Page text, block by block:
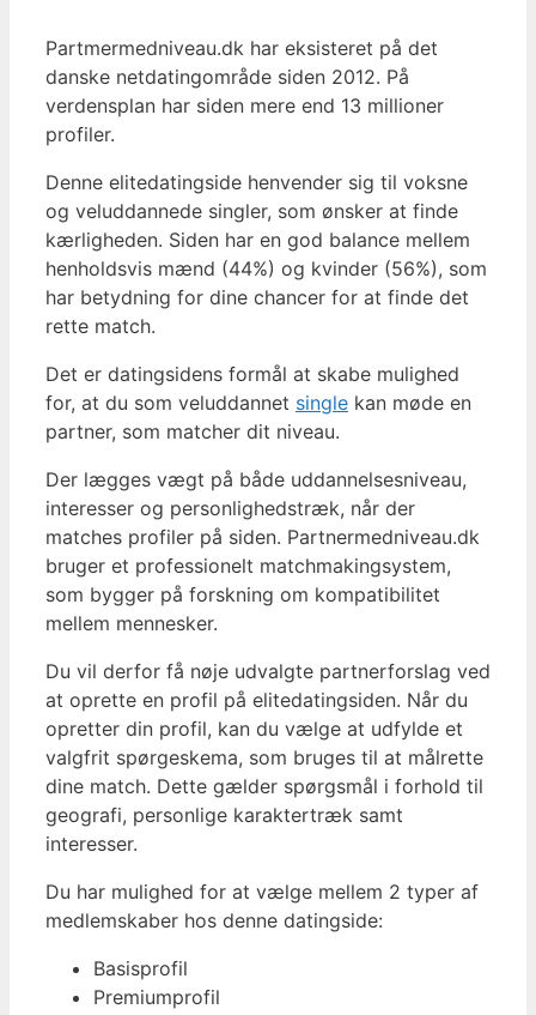
Partmermedniveau.dk har eksisteret på det
danske netdatingområde siden 2012. På
verdensplan har siden mere end 13 millioner
profiler.
Denne elitedatingside henvender sig til voksne
og veluddannede singler, som ønsker at finde
kærligheden. Siden har en god balance mellem
henholdsvis mænd (44%) og kvinder (56%), som
har betydning for dine chancer for at finde det
rette match.
Det er datingsidens formål at skabe mulighed
for, at du som veluddannet single kan møde en
partner, som matcher dit niveau.
Der lægges vægt på både uddannelsesniveau,
interesser og personlighedstræk, når der
matches profiler på siden. Partnermedniveau.dk
bruger et professionelt matchmakingsystem,
som bygger på forskning om kompatibilitet
mellem mennesker.
Du vil derfor få nøje udvalgte partnerforslag ved
at oprette en profil på elitedatingsiden. Når du
opretter din profil, kan du vælge at udfylde et
valgfrit spørgeskema, som bruges til at målrette
dine match. Dette gælder spørgsmål i forhold til
geografi, personlige karaktertræk samt
interesser.
Du har mulighed for at vælge mellem 2 typer af
medlemskaber hos denne datingside:
Basisprofil
Premiumprofil